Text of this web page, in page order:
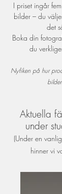
I priset ingår
bilder – du
det
Boka din
du
Nyfiken på hur
Aktuella
under
(Under en
hinner vi